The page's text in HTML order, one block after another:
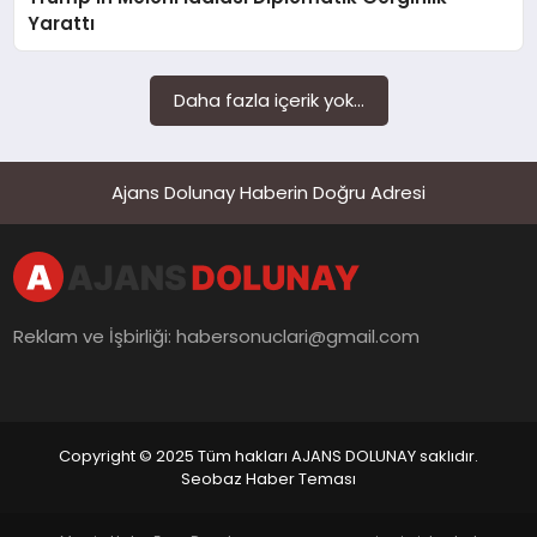
Yarattı
Daha fazla içerik yok...
Ajans Dolunay Haberin Doğru Adresi
Reklam ve İşbirliği:habersonuclari@gmail.com
Copyright © 2025 Tüm hakları AJANS DOLUNAY saklıdır.
Seobaz Haber Teması